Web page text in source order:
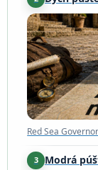
Red Sea
Red Sea
3 Modrá